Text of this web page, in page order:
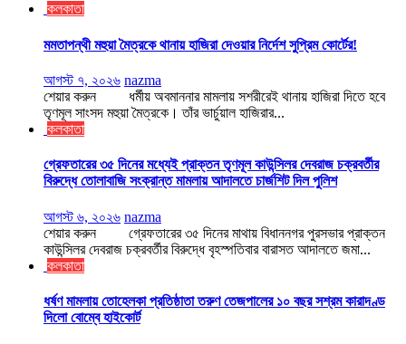
কলকাতা
মমতাপন্থী মহুয়া মৈত্রকে থানায় হাজিরা দেওয়ার নির্দেশ সুপ্রিম কোর্টের!
আগস্ট ৭, ২০২৬ nazma
শেয়ার করুন ধর্মীয় অবমাননার মামলায় সশরীরেই থানায় হাজিরা দিতে হবে
তৃণমূল সাংসদ মহুয়া মৈত্রকে। তাঁর ভার্চুয়াল হাজিরার...
কলকাতা
গ্রেফতারের ৩৫ দিনের মধ্যেই প্রাক্তন তৃণমূল কাউন্সিলর দেবরাজ চক্রবর্তীর
বিরুদ্ধে তোলাবাজি সংক্রান্ত মামলায় আদালতে চার্জশিট দিল পুলিশ
আগস্ট ৬, ২০২৬ nazma
শেয়ার করুন গ্রেফতারের ৩৫ দিনের মাথায় বিধাননগর পুরসভার প্রাক্তন
কাউন্সিলর দেবরাজ চক্রবর্তীর বিরুদ্ধে বৃহস্পতিবার বারাসত আদালতে জমা...
কলকাতা
ধর্ষণ মামলায় তোহেলকা প্রতিষ্ঠাতা তরুণ তেজপালের ১০ বছর সশ্রম কারাদণ্ড
দিলো বোম্বে হাইকোর্ট